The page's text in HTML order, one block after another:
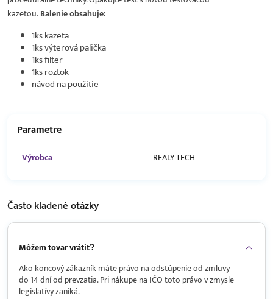
kazetou.Balenie obsahuje:
1ks kazeta
1ks výterová palička
1ks filter
1ks roztok
návod na použitie
Parametre
Výrobca REALY TECH
Často kladenéotázky
Môžem tovar vrátiť?
Ako koncový zákazník máte právo na odstúpenie od zmluvy
do 14 dní od prevzatia. Pri nákupe na IČO toto právo v zmysle
legislatívy zaniká.